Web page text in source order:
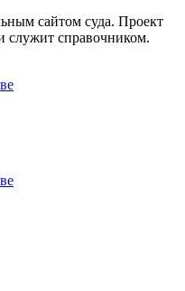
сайтом суда. Проект
служит справочником.